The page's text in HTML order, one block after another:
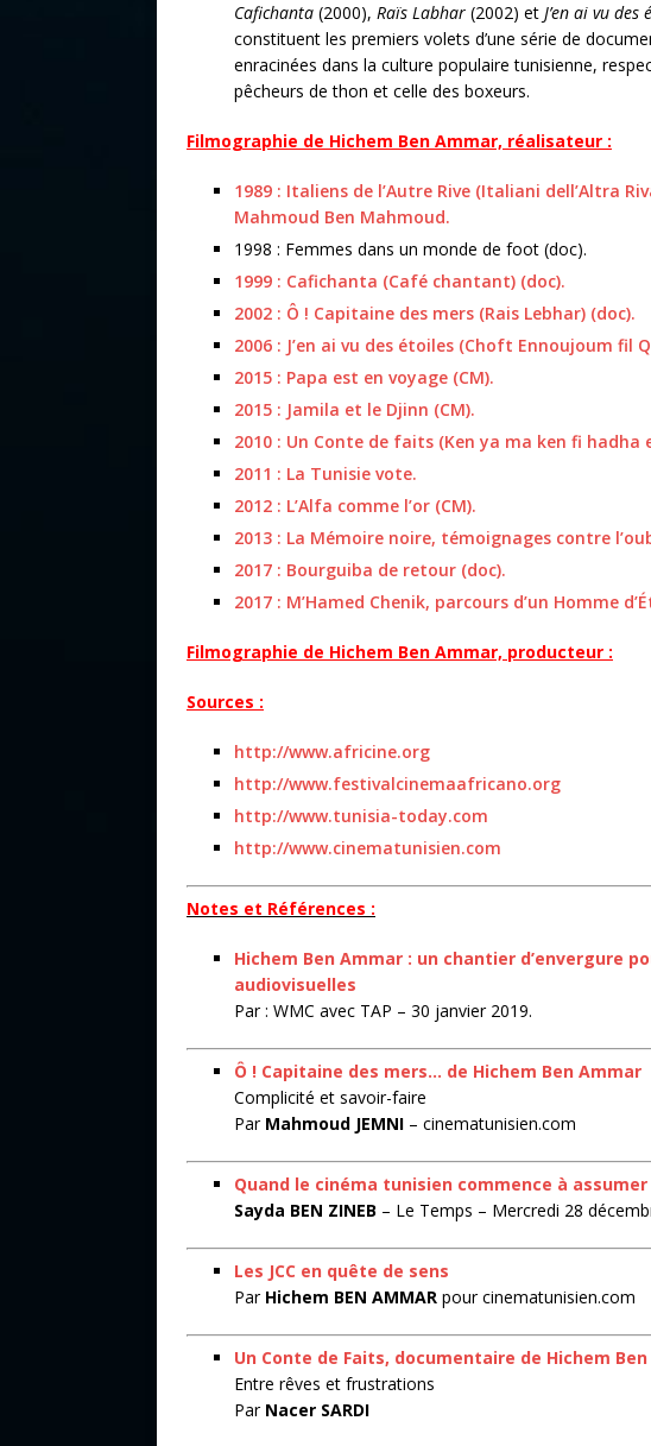
Cafichanta (2000), Raïs Labhar (2002) et J’en ai vu des
constituent les premiers volets d’une série de
enracinées dans la culture populaire tunisienne,
pêcheurs de thon et celle des boxeurs.
Filmographie de Hichem Ben Ammar, réalisateur :
1989 : Italiens de l’Autre Rive (Italiani dell’Altra
Mahmoud Ben Mahmoud.
1998 : Femmes dans un monde de foot (doc).
1999 : Cafichanta (Café chantant) (doc).
2002 : Ô ! Capitaine des mers (Rais Lebhar) (doc).
2006 : J’en ai vu des étoiles (Choft Ennoujoum fil
2015 : Papa est en voyage (CM).
2015 : Jamila et le Djinn (CM).
2010 : Un Conte de faits (Ken ya ma ken fi hadha
2011 : La Tunisie vote.
2012 : L’Alfa comme l’or (CM).
2013 : La Mémoire noire, témoignages contre
2017 : Bourguiba de retour (doc).
2017 : M’Hamed Chenik, parcours d’un Homme
Filmographie de Hichem Ben Ammar, producteur :
Sources :
http://www.africine.org
http://www.festivalcinemaafricano.org
http://www.tunisia-today.com
http://www.cinematunisien.com
Notes et Références :
Hichem Ben Ammar : un chantier d’envergure
audiovisuelles
Par : WMC avec TAP – 30 janvier 2019.
Ô ! Capitaine des mers… de Hichem Ben Ammar
Complicité et savoir-faire
Par Mahmoud JEMNI – cinematunisien.com
Quand le cinéma tunisien commence à
Sayda BEN ZINEB – Le Temps – Mercredi 28
Les JCC en quête de sens
Par Hichem BEN AMMAR pour cinematunisien.com
Un Conte de Faits, documentaire de Hichem Ben
Entre rêves et frustrations
Par Nacer SARDI